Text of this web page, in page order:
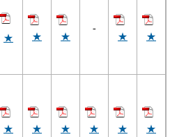
★ ★ ★
-
★ ★
★ ★ ★ ★ ★ ★